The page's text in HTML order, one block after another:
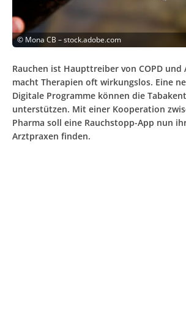
© Mona CB – stock.adobe.com
Rauchen ist Haupttreiber von COPD und
macht Therapien oft wirkungslos. Eine
Digitale Programme können die
unterstützen. Mit einer Kooperation
Pharma soll eine Rauchstopp-App nun
Arztpraxen finden.